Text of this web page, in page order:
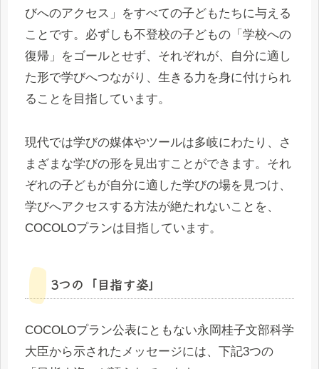
びへのアクセス」をすべての子どもたちに与える
ことです。必ずしも不登校の子どもの「学校への
復帰」をゴールとせず、それぞれが、自分に適し
た形で学びへつながり、生きる力を身に付けられ
ることを目指しています。
現代では学びの媒体やツールは多岐にわたり、さ
まざまな学びの形を見出すことができます。それ
ぞれの子どもが自分に適した学びの場を見つけ、
学びへアクセスする方法が絶たれないことを、
COCOLOプランは目指しています。
3つの「目指す姿」
COCOLOプラン公表にともない永岡桂子文部科学
大臣から示されたメッセージには、下記3つの